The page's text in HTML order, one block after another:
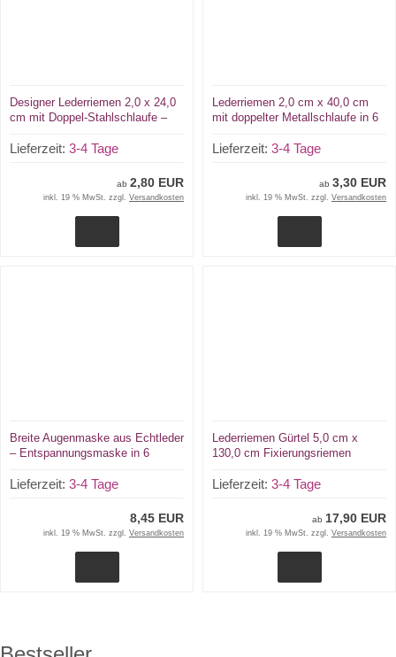
Designer Lederriemen 2,0 x 24,0
cm mit Doppel-Stahlschlaufe –
ZEKIWA Nostalgie-Kinderwagen
Lieferzeit: 3-4 Tage
ab 2,80 EUR
inkl. 19 % MwSt. zzgl. Versandkosten
Lederriemen 2,0 cm x 40,0 cm
mit doppelter Metallschlaufe in 6
Lieferzeit: 3-4 Tage
ab 3,30 EUR
inkl. 19 % MwSt. zzgl. Versandkosten
Breite Augenmaske aus Echtleder
– Entspannungsmaske in 6
Lieferzeit: 3-4 Tage
8,45 EUR
inkl. 19 % MwSt. zzgl. Versandkosten
Lederriemen Gürtel 5,0 cm x
130,0 cm Fixierungsriemen
verschiedenen Farben von Lwph
Lieferzeit: 3-4 Tage
ab 17,90 EUR
inkl. 19 % MwSt. zzgl. Versandkosten